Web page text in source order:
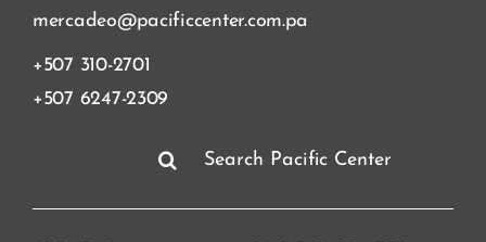
mercadeo@pacificcenter.com.pa
+507 310-2701
+507 6247-2309
for: